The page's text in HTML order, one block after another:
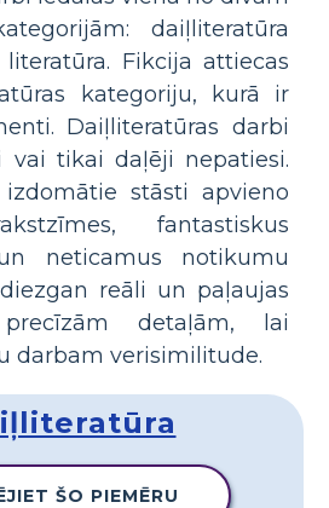
daiļliteratūra
Fikcija attiecas
kategoriju, kurā ir
Daiļliteratūras darbi
tikai daļēji nepatiesi.
stāsti apvieno
fantastiskus
neticamus notikumu
reāli un paļaujas
detaļām, lai
darbam verisimilitude.
ŠO PIEMĒRU